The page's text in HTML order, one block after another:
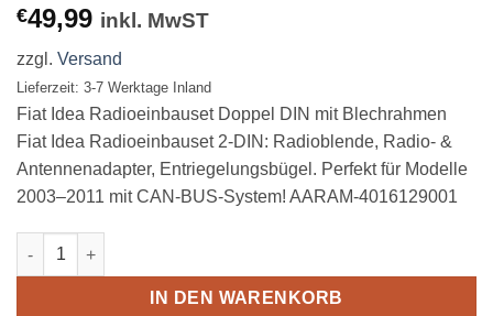
€49,99 inkl. MwST
zzgl. Versand
Lieferzeit: 3-7 Werktage Inland
Fiat Idea Radioeinbauset Doppel DIN mit Blechrahmen
Fiat Idea Radioeinbauset 2-DIN: Radioblende, Radio- &
Antennenadapter, Entriegelungsbügel. Perfekt für Modelle
2003–2011 mit CAN-BUS-System! AARAM-4016129001
Fiat Idea Radioeinbauset Doppel DIN mit Blechrahmen Menge
IN DEN WARENKORB